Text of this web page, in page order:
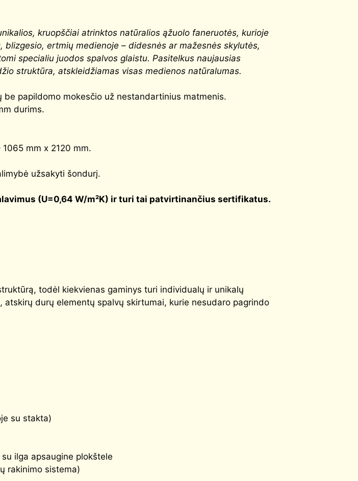
kruopščiai atrinktos natūralios ąžuolo faneruotės, kurioje
ertmių medienoje – didesnės ar mažesnės skylutės,
specialiu juodos spalvos glaistu. Pasitelkus naujausias
struktūra, atskleidžiamas visas medienos natūralumas.
be papildomo mokesčio už nestandartinius matmenis.
durims.
mm x 2120 mm.
užsakyti šondurį.
(U=0,64 W/m²K) ir turi tai patvirtinančius sertifikatus.
todėl kiekvienas gaminys turi individualų ir unikalų
durų elementų spalvų skirtumai, kurie nesudaro pagrindo
su stakta)
ilga apsaugine plokštele
rakinimo sistema)